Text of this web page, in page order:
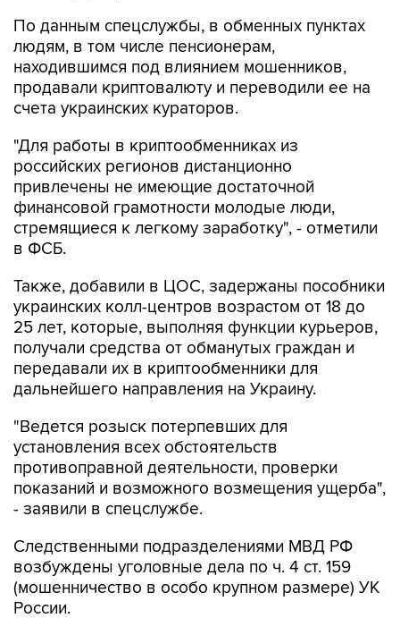
По данным спецслужбы, в обменных пунктах
людям, в том числе пенсионерам,
находившимся под влиянием мошенников,
продавали криптовалюту и переводили ее на
счета украинских кураторов.
"Для работы в криптообменниках из
российских регионов дистанционно
привлечены не имеющие достаточной
финансовой грамотности молодые люди,
стремящиеся к легкому заработку", - отметили
в ФСБ.
Также, добавили в ЦОС, задержаны пособники
украинских колл-центров возрастом от 18 до
25 лет, которые, выполняя функции курьеров,
получали средства от обманутых граждан и
передавали их в криптообменники для
дальнейшего направления на Украину.
"Ведется розыск потерпевших для
установления всех обстоятельств
противоправной деятельности, проверки
показаний и возможного возмещения ущерба",
- заявили в спецслужбе.
Следственными подразделениями МВД РФ
возбуждены уголовные дела по ч. 4 ст. 159
(мошенничество в особо крупном размере) УК
России.